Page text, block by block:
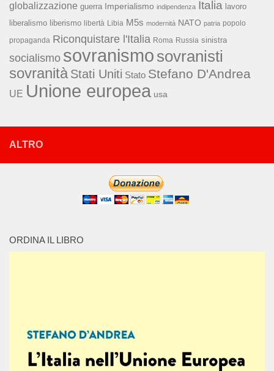
globalizzazione guerra Imperialismo indipendenza Italia lavoro
liberalismo liberismo libertà Libia M5s modernità NATO patria popolo
propaganda Riconquistare l'Italia Roma Russia sinistra
socialismo sovranismo sovranisti
sovranità Stati Uniti Stato Stefano D'Andrea
UE Unione europea usa
ALTRO
ORDINA IL LIBRO